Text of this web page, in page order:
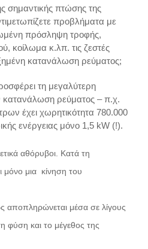
σημαντικής πτώσης της
προβλήματα με
πρόσληψη τροφής,
κοίλωμα κ.λπ. τις ζεστές
κατανάλωση ρεύματος;
τη μεγαλύτερη
ρεύματος – π.χ.
έχει χωρητικότητα 780.000
ενέργειας μόνο 1,5 kW (!).
αθόρυβοι. Κατά τη
μόνο μια κίνηση του
μέσα σε λίγους
φύση και το μέγεθος της